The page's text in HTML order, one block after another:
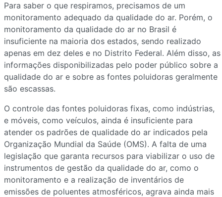
Para saber o que respiramos, precisamos de um
monitoramento adequado da qualidade do ar. Porém, o
monitoramento da qualidade do ar no Brasil é
insuficiente na maioria dos estados, sendo realizado
apenas em dez deles e no Distrito Federal. Além disso, as
informações disponibilizadas pelo poder público sobre a
qualidade do ar e sobre as fontes poluidoras geralmente
são escassas.
O controle das fontes poluidoras fixas, como indústrias,
e móveis, como veículos, ainda é insuficiente para
atender os padrões de qualidade do ar indicados pela
Organização Mundial da Saúde (OMS). A falta de uma
legislação que garanta recursos para viabilizar o uso de
instrumentos de gestão da qualidade do ar, como o
monitoramento e a realização de inventários de
emissões de poluentes atmosféricos, agrava ainda mais